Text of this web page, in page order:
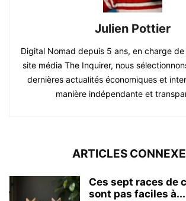
Julien Pottier
Digital Nomad depuis 5 ans, en charge
site média The Inquirer, nous
dernières actualités économiques et
manière indépendante et
ARTICLES
Ces sept races de
sont pas faciles à...